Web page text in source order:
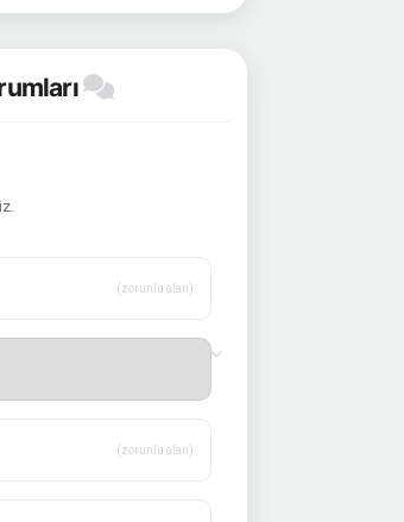
(zorunlu alan)
(zorunlu alan)